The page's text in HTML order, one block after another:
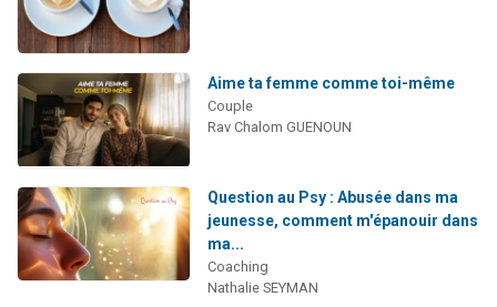
Aime ta femme comme toi-même
Couple
Rav Chalom GUENOUN
Question au Psy : Abusée dans ma
jeunesse, comment m'épanouir dans
ma...
Coaching
Nathalie SEYMAN